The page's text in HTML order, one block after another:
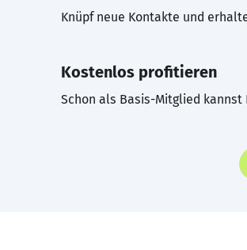
Knüpf neue Kontakte und
Kostenlos profitieren
Schon als Basis-Mitglied kannst